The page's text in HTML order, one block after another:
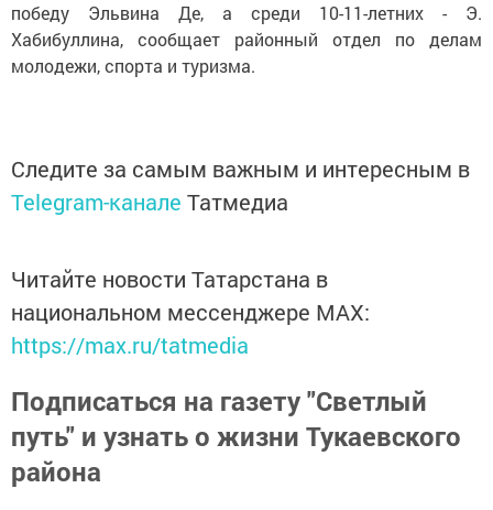
победу Эльвина Де, а среди 10-11-летних - Э.
Хабибуллина, сообщает районный отдел по делам
молодежи, спорта и туризма.
Следите за самым важным и интересным в
Telegram-канале Татмедиа
Читайте новости Татарстана в
национальном мессенджере MАХ:
https://max.ru/tatmedia
Подписаться на газету "Светлый
путь" и узнать о жизни Тукаевского
района